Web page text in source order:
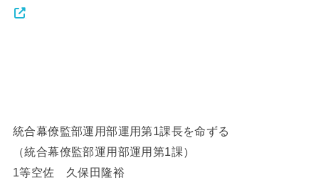
統合幕僚監部運用部運用第1課長を命ずる
（統合幕僚監部運用部運用第1課）
1等空佐 久保田隆裕